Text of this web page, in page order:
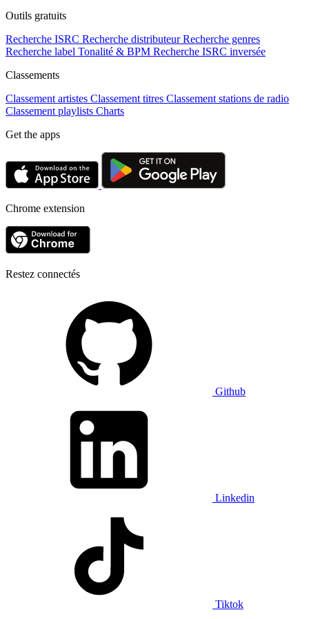
Outils gratuits
Recherche ISRC Recherche distributeur Recherche genres
Recherche label Tonalité & BPM Recherche ISRC inversée
Classements
Classement artistes Classement titres Classement stations de radio
Classement playlists Charts
Get the apps
Chrome extension
Restez connectés
Github
Linkedin
Tiktok